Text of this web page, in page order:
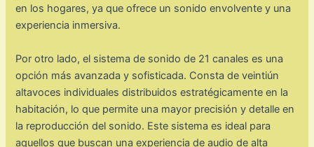
en los hogares, ya que ofrece un sonido envolvente y una
experiencia inmersiva.
Por otro lado, el sistema de sonido de 21 canales es una
opción más avanzada y sofisticada. Consta de veintiún
altavoces individuales distribuidos estratégicamente en la
habitación, lo que permite una mayor precisión y detalle en
la reproducción del sonido. Este sistema es ideal para
aquellos que buscan una experiencia de audio de alta